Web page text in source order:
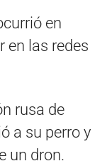
en
en las redes
rusa de
a su perro y
un dron.